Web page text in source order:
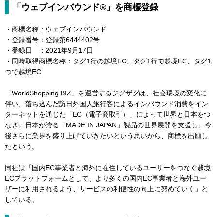
「ウェブインバウンド®︎」を商標登録
・商標名称：ウェブインバウンド
・登録番号：登録第6444402号
・登録日 ：2021年9月17日
・同時取得商標名称：タグ1行の越境EC、タグ1行で越境EC、タグ1
つで越境EC
「WorldShopping BIZ」を運営するジグザグは、社会環境の変化に
伴い、落ち込んだ訪日外国人旅行客によるインバウンド消費をイン
ターネットを通じた「EC（電子商取引）」によって世界と日本をつ
なぎ、日本が誇る「MADE IN JAPAN」製品の世界展開を支援し、今
後さらに業界を盛り上げていきたいという思いから、商標を出願し
たという。
同社は「国内EC事業者と海外に在住しているユーザーをつなぐ越境
ECプラットフォームとして、より多くの国内EC事業者と海外ユー
ザーに利用されるよう、サービスの利便性の向上に努めていく」と
している。